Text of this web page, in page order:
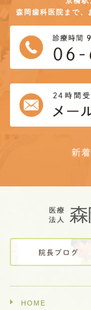
森岡歯科医院まで、
新
HOME